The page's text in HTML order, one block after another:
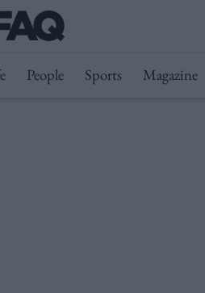
People Sports Magazine